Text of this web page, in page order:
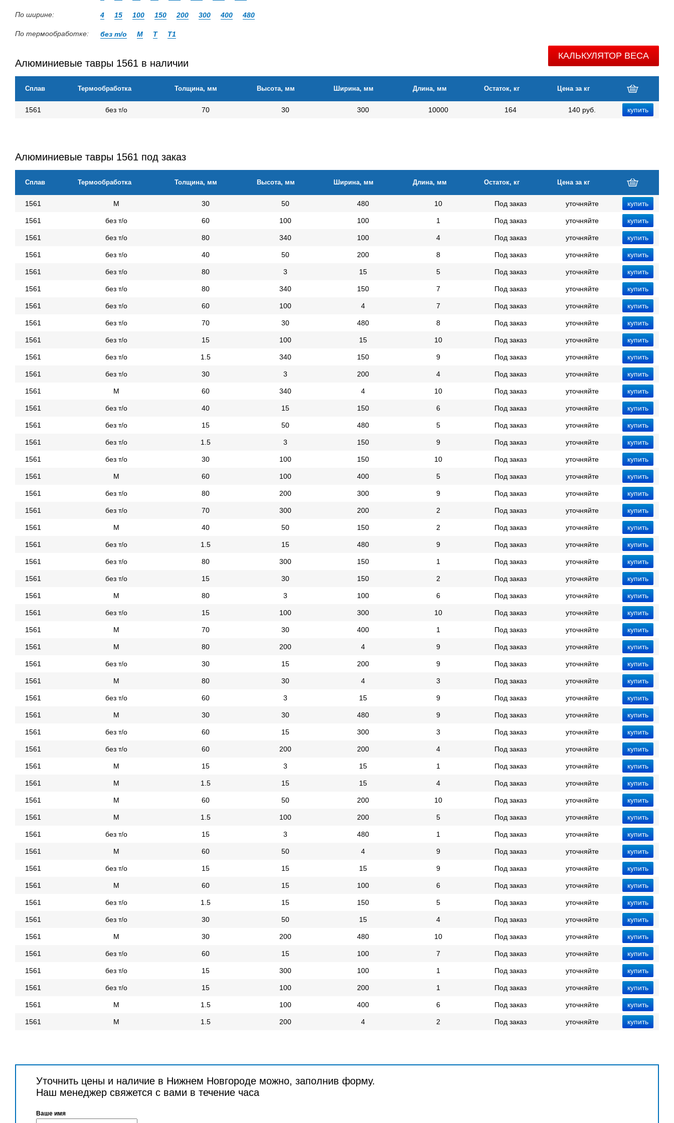
По ширине: 4 15 100 150 200 300 400 480
По термообработке: без т/о М Т Т1
Алюминиевые тавры 1561 в наличии
КАЛЬКУЛЯТОР ВЕСА
Сплав Термообработка Толщина, мм Высота, мм Ширина, мм Длина, мм Остаток, кг Цена за кг
1561 без т/о 70 30 300 10000 164 140 руб.
Алюминиевые тавры 1561 под заказ
Сплав Термообработка Толщина, мм Высота, мм Ширина, мм Длина, мм Остаток, кг Цена за кг
1561 М 30 50 480 10 Под заказ уточняйте
1561 без т/о 60 100 100 1 Под заказ уточняйте
1561 без т/о 80 340 100 4 Под заказ уточняйте
1561 без т/о 40 50 200 8 Под заказ уточняйте
1561 без т/о 80 3 15 5 Под заказ уточняйте
1561 без т/о 80 340 150 7 Под заказ уточняйте
1561 без т/о 60 100 4 7 Под заказ уточняйте
1561 без т/о 70 30 480 8 Под заказ уточняйте
1561 без т/о 15 100 15 10 Под заказ уточняйте
1561 без т/о 1.5 340 150 9 Под заказ уточняйте
1561 без т/о 30 3 200 4 Под заказ уточняйте
1561 М 60 340 4 10 Под заказ уточняйте
1561 без т/о 40 15 150 6 Под заказ уточняйте
1561 без т/о 15 50 480 5 Под заказ уточняйте
1561 без т/о 1.5 3 150 9 Под заказ уточняйте
1561 без т/о 30 100 150 10 Под заказ уточняйте
1561 М 60 100 400 5 Под заказ уточняйте
1561 без т/о 80 200 300 9 Под заказ уточняйте
1561 без т/о 70 300 200 2 Под заказ уточняйте
1561 М 40 50 150 2 Под заказ уточняйте
1561 без т/о 1.5 15 480 9 Под заказ уточняйте
1561 без т/о 80 300 150 1 Под заказ уточняйте
1561 без т/о 15 30 150 2 Под заказ уточняйте
1561 М 80 3 100 6 Под заказ уточняйте
1561 без т/о 15 100 300 10 Под заказ уточняйте
1561 М 70 30 400 1 Под заказ уточняйте
1561 М 80 200 4 9 Под заказ уточняйте
1561 без т/о 30 15 200 9 Под заказ уточняйте
1561 М 80 30 4 3 Под заказ уточняйте
1561 без т/о 60 3 15 9 Под заказ уточняйте
1561 М 30 30 480 9 Под заказ уточняйте
1561 без т/о 60 15 300 3 Под заказ уточняйте
1561 без т/о 60 200 200 4 Под заказ уточняйте
1561 М 15 3 15 1 Под заказ уточняйте
1561 М 1.5 15 15 4 Под заказ уточняйте
1561 М 60 50 200 10 Под заказ уточняйте
1561 М 1.5 100 200 5 Под заказ уточняйте
1561 без т/о 15 3 480 1 Под заказ уточняйте
1561 М 60 50 4 9 Под заказ уточняйте
1561 без т/о 15 15 15 9 Под заказ уточняйте
1561 М 60 15 100 6 Под заказ уточняйте
1561 без т/о 1.5 15 150 5 Под заказ уточняйте
1561 без т/о 30 50 15 4 Под заказ уточняйте
1561 М 30 200 480 10 Под заказ уточняйте
1561 без т/о 60 15 100 7 Под заказ уточняйте
1561 без т/о 15 300 100 1 Под заказ уточняйте
1561 без т/о 15 100 200 1 Под заказ уточняйте
1561 М 1.5 100 400 6 Под заказ уточняйте
1561 М 1.5 200 4 2 Под заказ уточняйте
Уточнить цены и наличие в Нижнем Новгороде можно, заполнив форму.
Наш менеджер свяжется с вами в течение часа
Ваше имя